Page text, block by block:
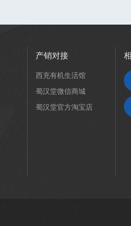
产销对接
西充有机生活馆
蜀汉堂微信商城
蜀汉堂官方淘宝店